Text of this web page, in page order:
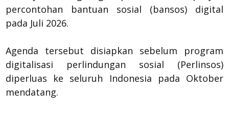
percontohan bantuan sosial (bansos) digital
pada Juli 2026.
Agenda tersebut disiapkan sebelum program
digitalisasi perlindungan sosial (Perlinsos)
diperluas ke seluruh Indonesia pada Oktober
mendatang.